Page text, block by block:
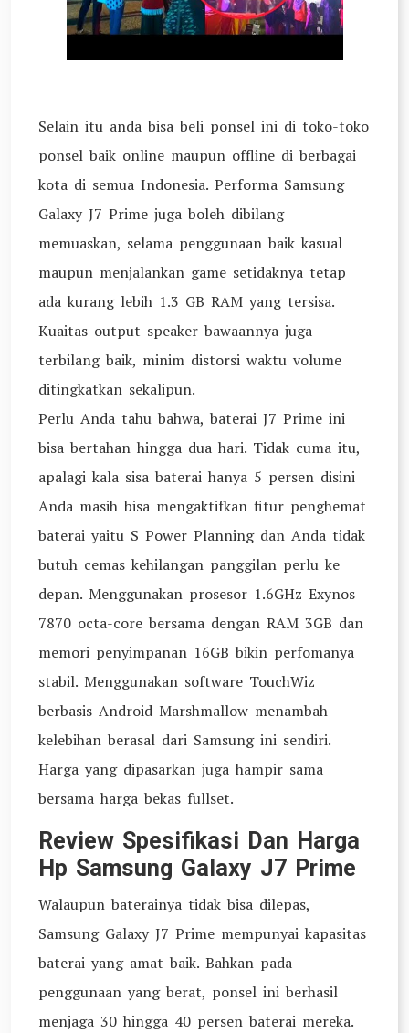
Selain itu anda bisa beli ponsel ini di toko-toko
ponsel baik online maupun offline di berbagai
kota di semua Indonesia. Performa Samsung
Galaxy J7 Prime juga boleh dibilang
memuaskan, selama penggunaan baik kasual
maupun menjalankan game setidaknya tetap
ada kurang lebih 1.3 GB RAM yang tersisa.
Kuaitas output speaker bawaannya juga
terbilang baik, minim distorsi waktu volume
ditingkatkan sekalipun.
Perlu Anda tahu bahwa, baterai J7 Prime ini
bisa bertahan hingga dua hari. Tidak cuma itu,
apalagi kala sisa baterai hanya 5 persen disini
Anda masih bisa mengaktifkan fitur penghemat
baterai yaitu S Power Planning dan Anda tidak
butuh cemas kehilangan panggilan perlu ke
depan. Menggunakan prosesor 1.6GHz Exynos
7870 octa-core bersama dengan RAM 3GB dan
memori penyimpanan 16GB bikin perfomanya
stabil. Menggunakan software TouchWiz
berbasis Android Marshmallow menambah
kelebihan berasal dari Samsung ini sendiri.
Harga yang dipasarkan juga hampir sama
bersama harga bekas fullset.
Review Spesifikasi Dan Harga
Hp Samsung Galaxy J7 Prime
Walaupun baterainya tidak bisa dilepas,
Samsung Galaxy J7 Prime mempunyai kapasitas
baterai yang amat baik. Bahkan pada
penggunaan yang berat, ponsel ini berhasil
menjaga 30 hingga 40 persen baterai mereka.